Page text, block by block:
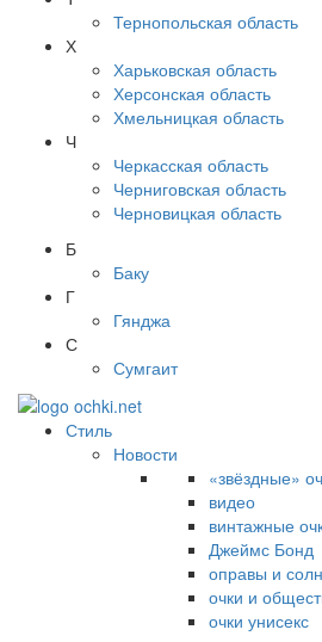
Тернопольская область
Х
Харьковская область
Херсонская область
Хмельницкая область
Ч
Черкасская область
Черниговская область
Черновицкая область
Б
Баку
Г
Гянджа
С
Сумгаит
Стиль
Новости
«звёздные»
видео
винтажные
Джеймс Бонд
оправы и
очки и
очки унисекс